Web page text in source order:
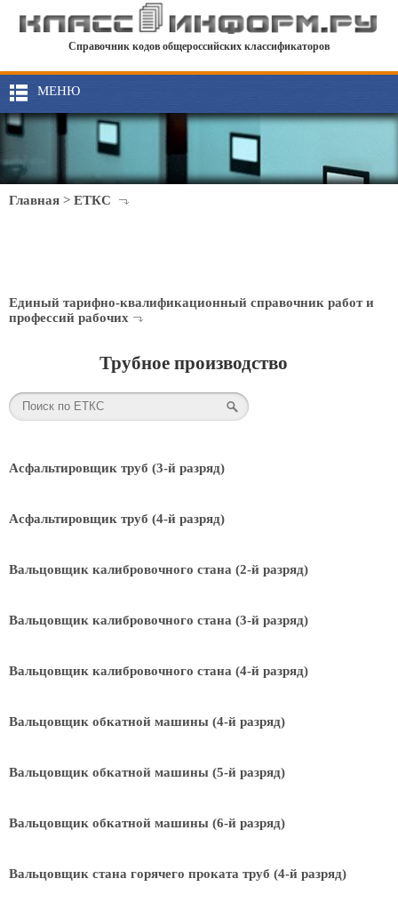
Справочник кодов общероссийских классификаторов
МЕНЮ
Главная > ЕТКС
Единый тарифно-квалификационный справочник работ и
профессий рабочих
Трубное производство
Асфальтировщик труб (3-й разряд)
Асфальтировщик труб (4-й разряд)
Вальцовщик калибровочного стана (2-й разряд)
Вальцовщик калибровочного стана (3-й разряд)
Вальцовщик калибровочного стана (4-й разряд)
Вальцовщик обкатной машины (4-й разряд)
Вальцовщик обкатной машины (5-й разряд)
Вальцовщик обкатной машины (6-й разряд)
Вальцовщик стана горячего проката труб (4-й разряд)